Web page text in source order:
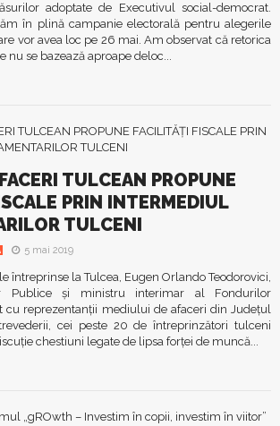
adoptate de Executivul social-democrat.
în plină campanie electorală pentru alegerile
vor avea loc pe 26 mai. Am observat că retorica
nu se bazează aproape deloc...
TULCEAN PROPUNE
PRIN INTERMEDIUL
TULCENI
5 mai 2019
întreprinse la Tulcea, Eugen Orlando Teodorovici,
Publice și ministru interimar al Fondurilor
cu reprezentanții mediului de afaceri din Județul
cei peste 20 de întreprinzători tulceni
chestiuni legate de lipsa forței de muncă...